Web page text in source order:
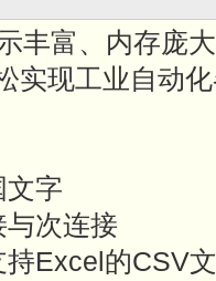
丰富、内存庞
实现工业自动
文字
次连接
Excel的CSV